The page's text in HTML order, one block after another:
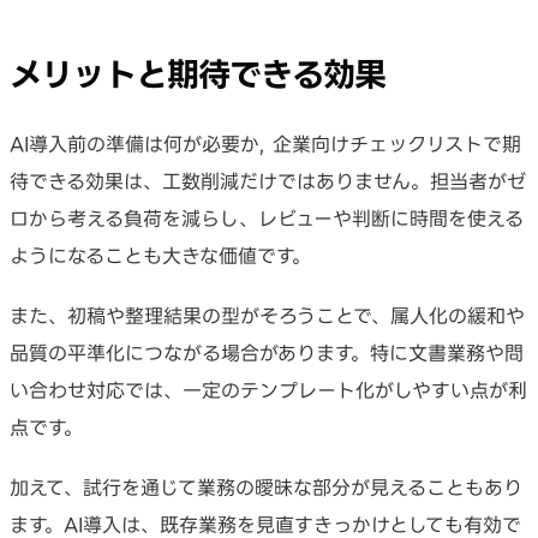
メリットと期待できる効果
AI導入前の準備は何が必要か, 企業向けチェックリストで期
待できる効果は、工数削減だけではありません。担当者がゼ
ロから考える負荷を減らし、レビューや判断に時間を使える
ようになることも大きな価値です。
また、初稿や整理結果の型がそろうことで、属人化の緩和や
品質の平準化につながる場合があります。特に文書業務や問
い合わせ対応では、一定のテンプレート化がしやすい点が利
点です。
加えて、試行を通じて業務の曖昧な部分が見えることもあり
ます。AI導入は、既存業務を見直すきっかけとしても有効で